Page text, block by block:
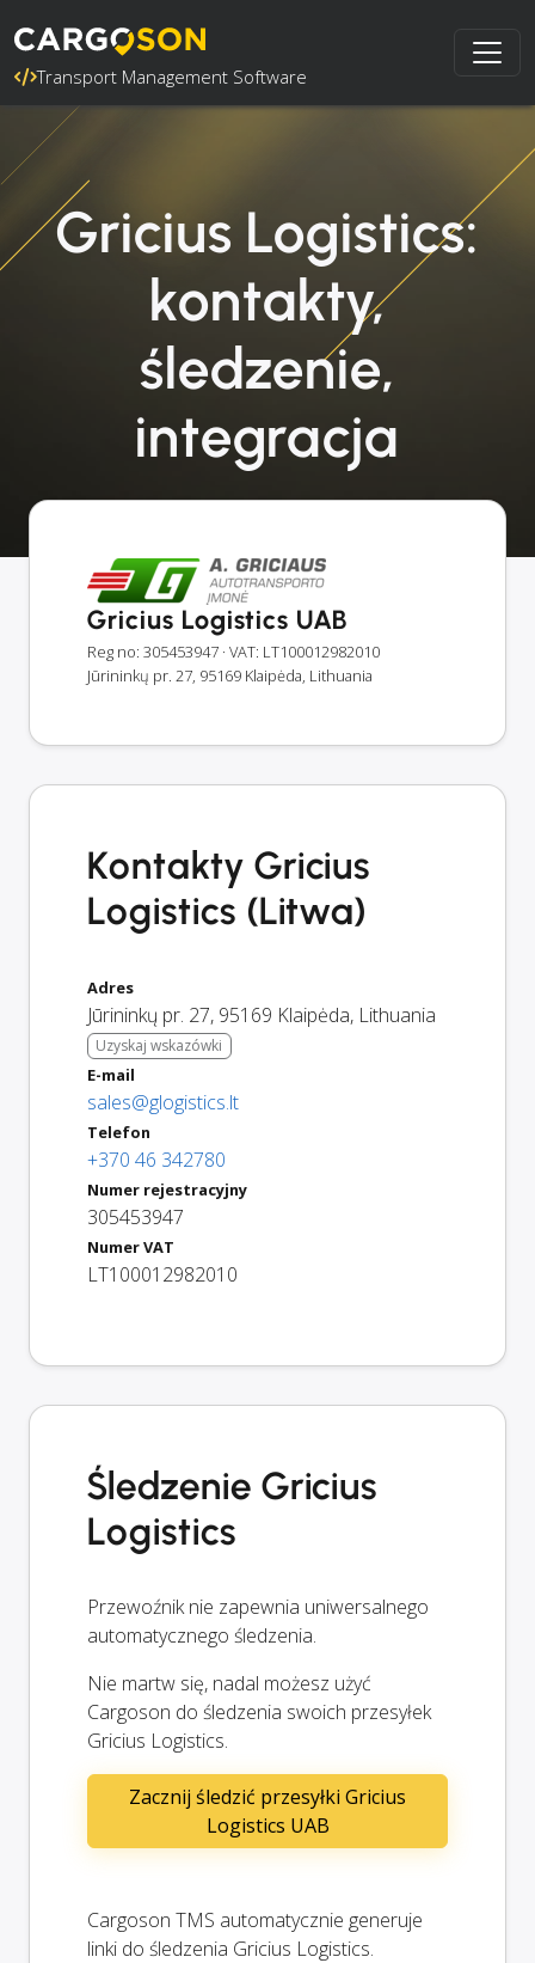
Transport Management Software
Gricius Logistics:
kontakty,
śledzenie,
integracja
Gricius Logistics UAB
Reg no: 305453947 · VAT: LT100012982010
Jūrininkų pr. 27, 95169 Klaipėda, Lithuania
Kontakty Gricius
Logistics (Litwa)
Adres
Jūrininkų pr. 27, 95169 Klaipėda, Lithuania
Uzyskaj wskazówki
E-mail
sales@glogistics.lt
Telefon
+370 46 342780
Numer rejestracyjny
305453947
Numer VAT
LT100012982010
Śledzenie Gricius
Logistics
Przewoźnik nie zapewnia uniwersalnego
automatycznego śledzenia.
Nie martw się, nadal możesz użyć
Cargoson do śledzenia swoich przesyłek
Gricius Logistics.
Zacznij śledzić przesyłki Gricius
Logistics UAB
Cargoson TMS automatycznie generuje
linki do śledzenia Gricius Logistics.